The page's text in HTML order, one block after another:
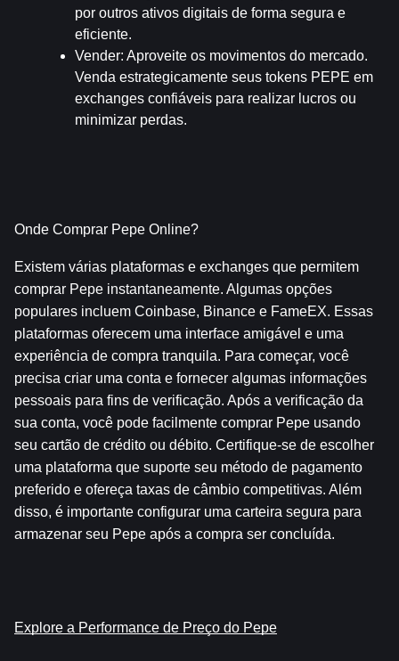
por outros ativos digitais de forma segura e
eficiente.
Vender: Aproveite os movimentos do mercado.
Venda estrategicamente seus tokens PEPE em
exchanges confiáveis para realizar lucros ou
minimizar perdas.
Onde Comprar Pepe Online?
Existem várias plataformas e exchanges que permitem
comprar Pepe instantaneamente. Algumas opções
populares incluem Coinbase, Binance e FameEX. Essas
plataformas oferecem uma interface amigável e uma
experiência de compra tranquila. Para começar, você
precisa criar uma conta e fornecer algumas informações
pessoais para fins de verificação. Após a verificação da
sua conta, você pode facilmente comprar Pepe usando
seu cartão de crédito ou débito. Certifique-se de escolher
uma plataforma que suporte seu método de pagamento
preferido e ofereça taxas de câmbio competitivas. Além
disso, é importante configurar uma carteira segura para
armazenar seu Pepe após a compra ser concluída.
Explore a Performance de Preço do Pepe